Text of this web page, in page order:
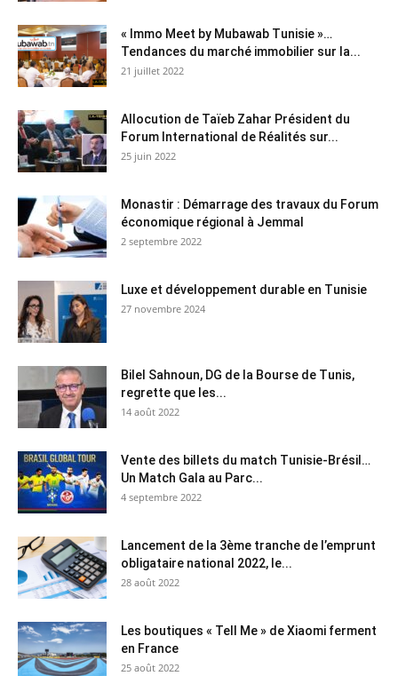
« Immo Meet by Mubawab Tunisie »…
Tendances du marché immobilier sur la...
21 juillet 2022
Allocution de Taïeb Zahar Président du
Forum International de Réalités sur...
25 juin 2022
Monastir : Démarrage des travaux du Forum
économique régional à Jemmal
2 septembre 2022
Luxe et développement durable en Tunisie
27 novembre 2024
Bilel Sahnoun, DG de la Bourse de Tunis,
regrette que les...
14 août 2022
Vente des billets du match Tunisie-Brésil…
Un Match Gala au Parc...
4 septembre 2022
Lancement de la 3ème tranche de l’emprunt
obligataire national 2022, le...
28 août 2022
Les boutiques « Tell Me » de Xiaomi ferment
en France
25 août 2022